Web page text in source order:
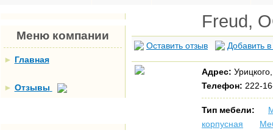
Меню компании
► Главная
► Отзывы
Freud,
Оставить отзыв Добавить в
Адрес:
Телефон: 222-
Тип мебели:
корпусная